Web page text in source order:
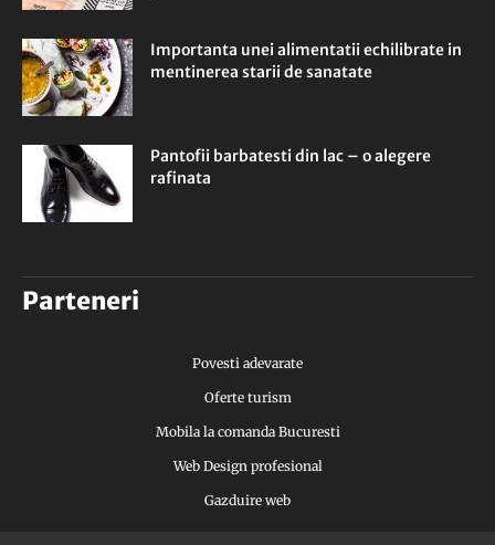
Importanta unei alimentatii echilibrate in
mentinerea starii de sanatate
Pantofii barbatesti din lac – o alegere
rafinata
Parteneri
Povesti adevarate
Oferte turism
Mobila la comanda Bucuresti
Web Design profesional
Gazduire web